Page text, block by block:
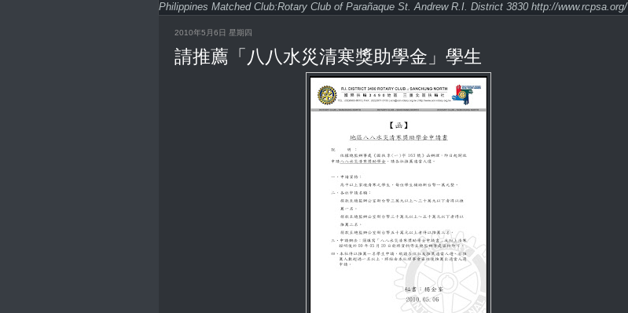
Philippines Matched Club:Rotary Club of Parañaque St. Andrew R.I. District 3830 http://www.rcpsa.org/
2010年5月6日 星期四
請推薦「八八水災清寒獎助學金」學生